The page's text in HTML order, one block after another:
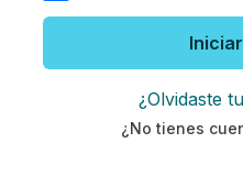
¿Olvidaste
¿No tienes